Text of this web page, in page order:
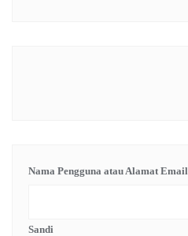
Nama Pengguna atau Alamat Email
Sandi